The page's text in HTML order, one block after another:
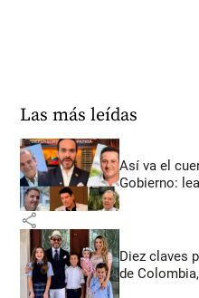
Las más leídas
Así va el
Gobierno:
share
Diez claves
de